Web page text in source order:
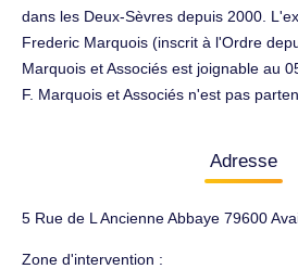
dans les Deux-Sèvres depuis 2000.
Frederic Marquois (inscrit à l'Ordre
Marquois et Associés est joignable au
F. Marquois et Associés n'est pas
Adresse
5 Rue de L Ancienne Abbaye 79600
Zone d'intervention :